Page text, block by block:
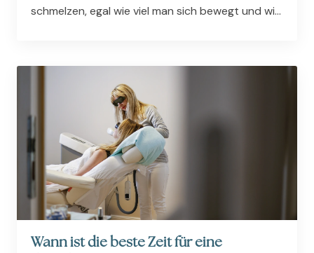
schmelzen, egal wie viel man sich bewegt und wie
Wann ist die beste Zeit für eine